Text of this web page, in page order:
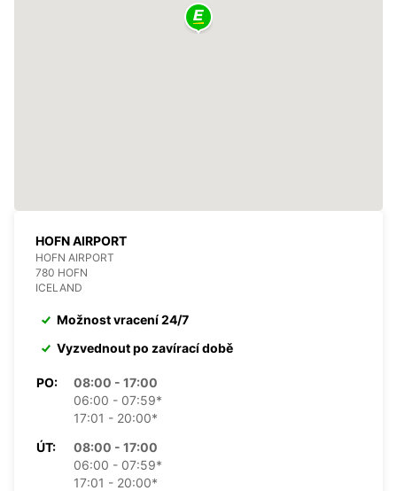
HOFN AIRPORT
HOFN AIRPORT
780 HOFN
ICELAND
Možnost vracení 24/7
Vyzvednout po zavírací době
PO:
08:00 - 17:00
06:00 - 07:59*
17:01 - 20:00*
ÚT:
08:00 - 17:00
06:00 - 07:59*
17:01 - 20:00*